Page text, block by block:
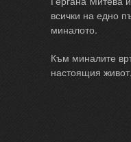
всички на едно
миналото.
Към миналите
настоящия живот.